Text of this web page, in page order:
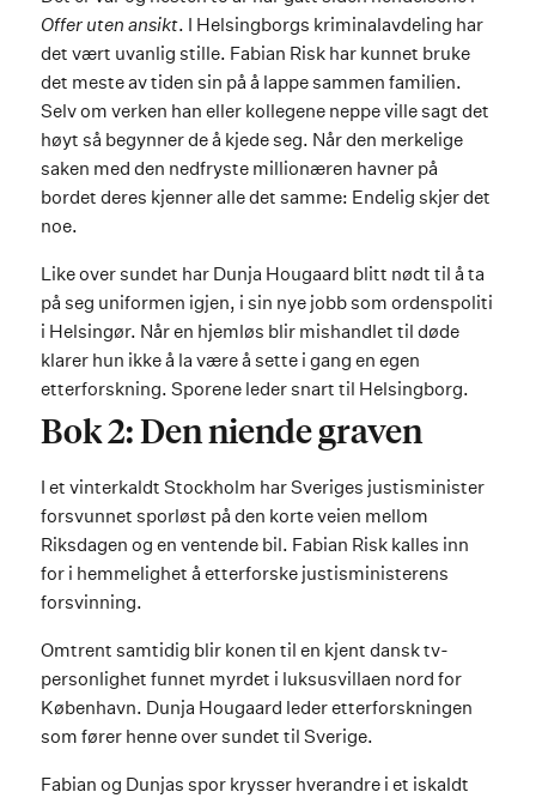
Offer uten ansikt. I Helsingborgs kriminalavdeling har
det vært uvanlig stille. Fabian Risk har kunnet bruke
det meste av tiden sin på å lappe sammen familien.
Selv om verken han eller kollegene neppe ville sagt det
høyt så begynner de å kjede seg. Når den merkelige
saken med den nedfryste millionæren havner på
bordet deres kjenner alle det samme: Endelig skjer det
noe.
Like over sundet har Dunja Hougaard blitt nødt til å ta
på seg uniformen igjen, i sin nye jobb som ordenspoliti
i Helsingør. Når en hjemløs blir mishandlet til døde
klarer hun ikke å la være å sette i gang en egen
etterforskning. Sporene leder snart til Helsingborg.
Bok 2: Den niende graven
I et vinterkaldt Stockholm har Sveriges justisminister
forsvunnet sporløst på den korte veien mellom
Riksdagen og en ventende bil. Fabian Risk kalles inn
for i hemmelighet å etterforske justisministerens
forsvinning.
Omtrent samtidig blir konen til en kjent dansk tv-
personlighet funnet myrdet i luksusvillaen nord for
København. Dunja Hougaard leder etterforskningen
som fører henne over sundet til Sverige.
Fabian og Dunjas spor krysser hverandre i et iskaldt